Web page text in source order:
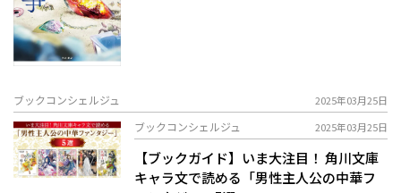
ブックコンシェルジュ 2025年03月25日
ブックコンシェルジュ 2025年03月25日
【ブックガイド】いま大注目！ 角川文庫
キャラ文で読める「男性主人公の中華フ